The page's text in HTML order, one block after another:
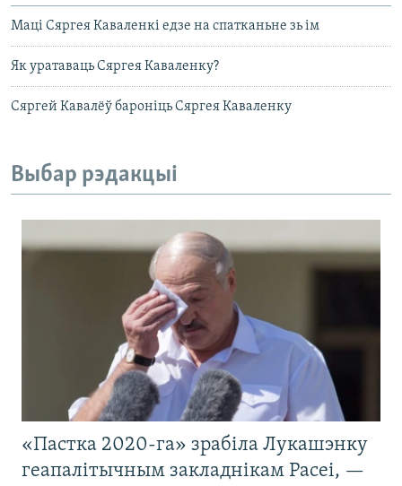
Маці Сяргея Каваленкі едзе на спатканьне зь ім
Як уратаваць Сяргея Каваленку?
Сяргей Кавалёў бароніць Сяргея Каваленку
Выбар рэдакцыі
«Пастка 2020-га» зрабіла Лукашэнку
геапалітычным закладнікам Расеі, —